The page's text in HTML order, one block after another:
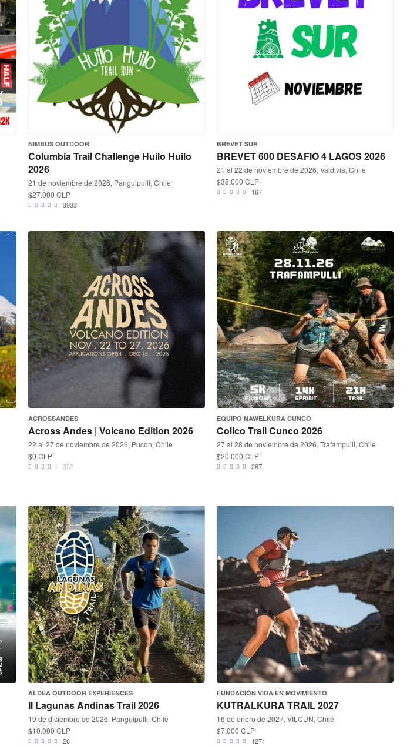
NIMBUS OUTDOOR
Columbia Trail Challenge Huilo Huilo
2026
21 de noviembre de 2026, Panguipulli, Chile
$27.000 CLP
3933
BREVET SUR
BREVET 600 DESAFIO 4 LAGOS 2026
21 al 22 de noviembre de 2026, Valdivia, Chile
$38.000 CLP
167
ACROSSANDES
Across Andes | Volcano Edition 2026
22 al 27 de noviembre de 2026, Pucon, Chile
$0 CLP
352
EQUIPO NAWELKURA CUNCO
Colico Trail Cunco 2026
27 al 28 de noviembre de 2026, Trafampulli, Chile
$20.000 CLP
267
ALDEA OUTDOOR EXPERIENCES
II Lagunas Andinas Trail 2026
19 de diciembre de 2026, Panguipulli, Chile
$10.000 CLP
26
FUNDACIÓN VIDA EN MOVIMIENTO
KUTRALKURA TRAIL 2027
16 de enero de 2027, VILCUN, Chile
$7.000 CLP
1271